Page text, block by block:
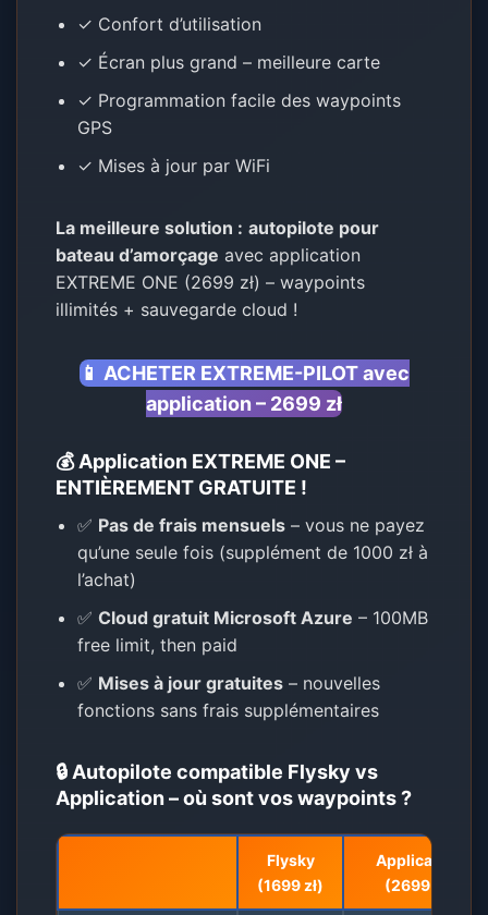
✓ Confort d’utilisation
✓ Écran plus grand – meilleure carte
✓ Programmation facile des waypoints
GPS
✓ Mises à jour par WiFi
La meilleure solution : autopilote pour
bateau d’amorçage avec application
EXTREME ONE (2699 zł) – waypoints
illimités + sauvegarde cloud !
📱 ACHETER EXTREME-PILOT avec
application – 2699 zł
💰 Application EXTREME ONE –
ENTIÈREMENT GRATUITE !
✅ Pas de frais mensuels – vous ne payez
qu’une seule fois (supplément de 1000 zł à
l’achat)
✅Cloud gratuit Microsoft Azure – 100MB
free limit, then paid
✅ Mises à jour gratuites – nouvelles
fonctions sans frais supplémentaires
🔒 Autopilote compatible Flysky vs
Application – où sont vos waypoints ?
Flysky
(1699 zł)
Application
(2699 zł)